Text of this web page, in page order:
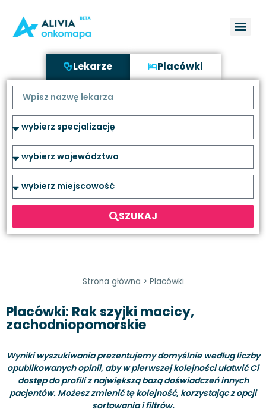
Lekarze Placówki
SZUKAJ
Strona główna > Placówki
Placówki: Rak szyjki macicy,
zachodniopomorskie
Wyniki wyszukiwania prezentujemy domyślnie według liczby
opublikowanych opinii, aby w pierwszej kolejności ułatwić Ci
dostęp do profili z największą bazą doświadczeń innych
pacjentów. Możesz zmienić tę kolejność, korzystając z opcji
sortowania i filtrów.